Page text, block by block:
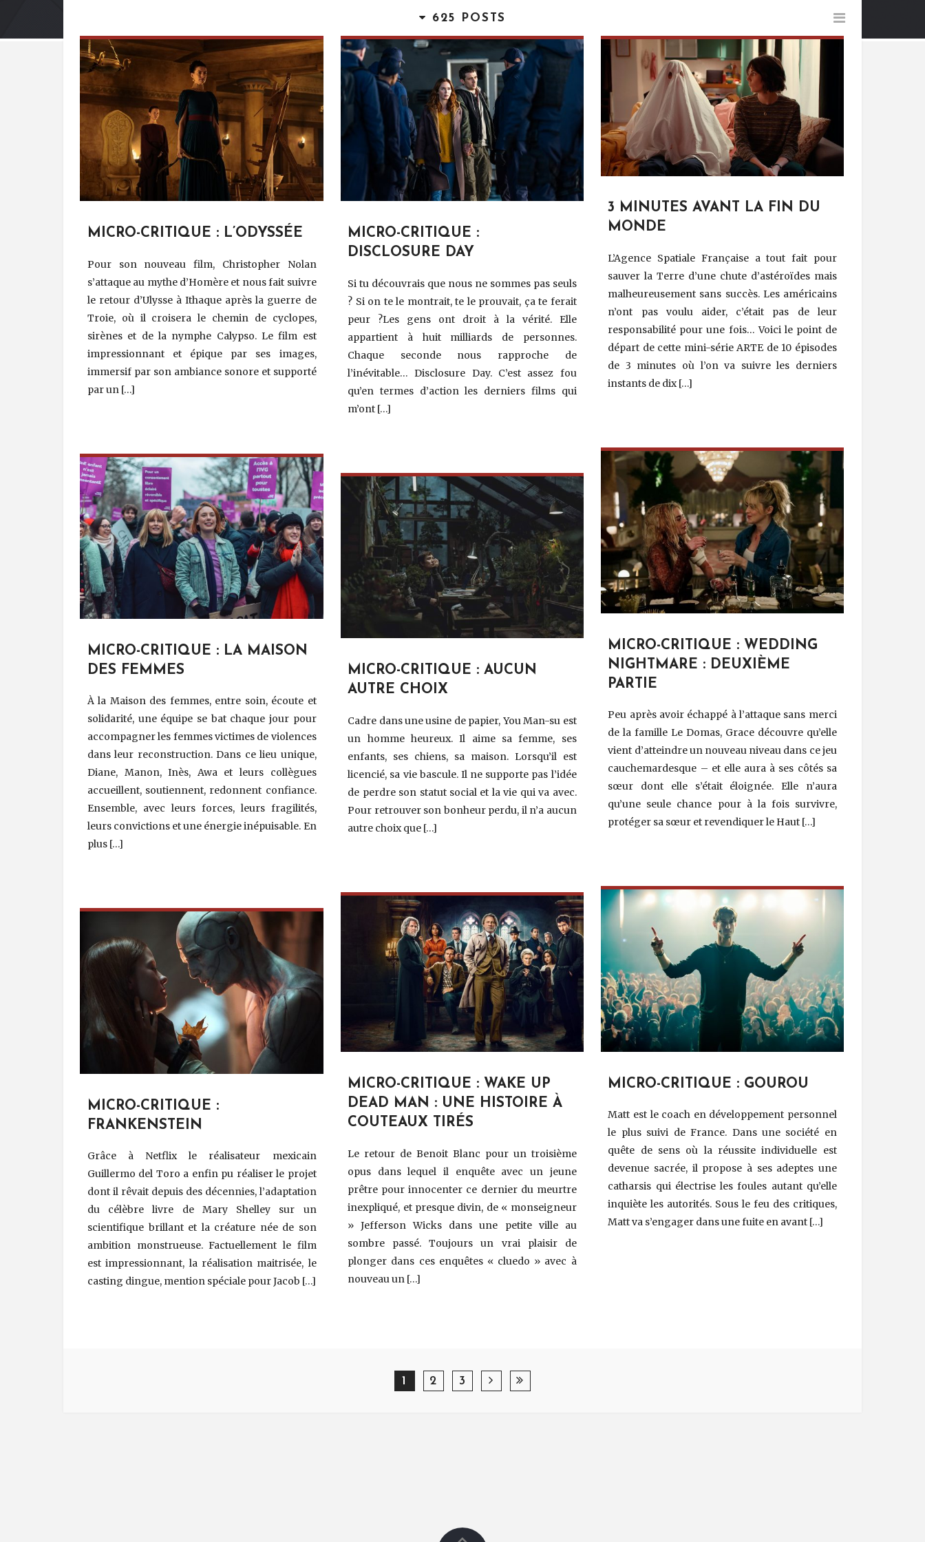
625 POSTS
MICRO-CRITIQUE : L’ODYSSÉE
Pour son nouveau film, Christopher Nolan
s’attaque au mythe d’Homère et nous fait suivre
le retour d’Ulysse à Ithaque après la guerre de
Troie, où il croisera le chemin de cyclopes,
sirènes et de la nymphe Calypso. Le film est
impressionnant et épique par ses images,
immersif par son ambiance sonore et supporté
par un […]
MICRO-CRITIQUE :
DISCLOSURE DAY
Si tu découvrais que nous ne sommes pas seuls
? Si on te le montrait, te le prouvait, ça te ferait
peur ?Les gens ont droit à la vérité. Elle
appartient à huit milliards de personnes.
Chaque seconde nous rapproche de
l’inévitable… Disclosure Day. C’est assez fou
qu’en termes d’action les derniers films qui
m’ont […]
3 MINUTES AVANT LA FIN DU
MONDE
L’Agence Spatiale Française a tout fait pour
sauver la Terre d’une chute d’astéroïdes mais
malheureusement sans succès. Les américains
n’ont pas voulu aider, c’était pas de leur
responsabilité pour une fois… Voici le point de
départ de cette mini-série ARTE de 10 épisodes
de 3 minutes où l’on va suivre les derniers
instants de dix […]
MICRO-CRITIQUE : WEDDING
NIGHTMARE : DEUXIÈME
PARTIE
Peu après avoir échappé à l’attaque sans merci
de la famille Le Domas, Grace découvre qu’elle
vient d’atteindre un nouveau niveau dans ce jeu
cauchemardesque – et elle aura à ses côtés sa
sœur dont elle s’était éloignée. Elle n’aura
qu’une seule chance pour à la fois survivre,
protéger sa sœur et revendiquer le Haut […]
MICRO-CRITIQUE : LA MAISON
DES FEMMES
À la Maison des femmes, entre soin, écoute et
solidarité, une équipe se bat chaque jour pour
accompagner les femmes victimes de violences
dans leur reconstruction. Dans ce lieu unique,
Diane, Manon, Inès, Awa et leurs collègues
accueillent, soutiennent, redonnent confiance.
Ensemble, avec leurs forces, leurs fragilités,
leurs convictions et une énergie inépuisable. En
plus […]
MICRO-CRITIQUE : AUCUN
AUTRE CHOIX
Cadre dans une usine de papier, You Man-su est
un homme heureux. Il aime sa femme, ses
enfants, ses chiens, sa maison. Lorsqu’il est
licencié, sa vie bascule. Il ne supporte pas l’idée
de perdre son statut social et la vie qui va avec.
Pour retrouver son bonheur perdu, il n’a aucun
autre choix que […]
MICRO-CRITIQUE : GOUROU
Matt est le coach en développement personnel
le plus suivi de France. Dans une société en
quête de sens où la réussite individuelle est
devenue sacrée, il propose à ses adeptes une
catharsis qui électrise les foules autant qu’elle
inquiète les autorités. Sous le feu des critiques,
Matt va s’engager dans une fuite en avant […]
MICRO-CRITIQUE : WAKE UP
DEAD MAN : UNE HISTOIRE À
COUTEAUX TIRÉS
Le retour de Benoit Blanc pour un troisième
opus dans lequel il enquête avec un jeune
prêtre pour innocenter ce dernier du meurtre
inexpliqué, et presque divin, de « monseigneur
» Jefferson Wicks dans une petite ville au
sombre passé. Toujours un vrai plaisir de
plonger dans ces enquêtes « cluedo » avec à
nouveau un […]
MICRO-CRITIQUE :
FRANKENSTEIN
Grâce à Netflix le réalisateur mexicain
Guillermo del Toro a enfin pu réaliser le projet
dont il rêvait depuis des décennies, l’adaptation
du célèbre livre de Mary Shelley sur un
scientifique brillant et la créature née de son
ambition monstrueuse. Factuellement le film
est impressionnant, la réalisation maitrisée, le
casting dingue, mention spéciale pour Jacob […]
1 2 3